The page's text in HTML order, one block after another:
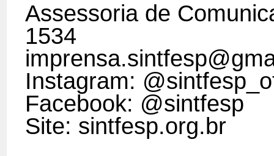
Assessoria de
1534
Instagram:
Facebook: @sintfesp
Site: sintfesp.org.br